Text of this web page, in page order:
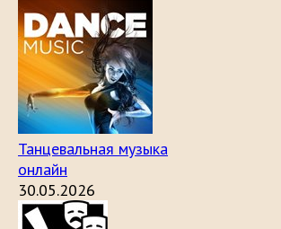
Танцевальная музыка
онлайн
30.05.2026